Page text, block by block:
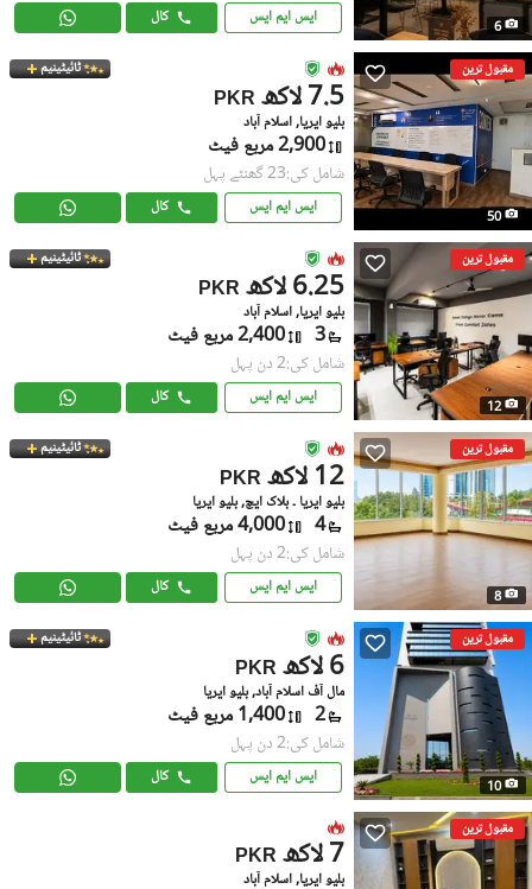
6 ایس ایم ایس کال
مقبول ترین
50
ٹائیٹینیم
PKR 7.5 لاکھ
بلیو ایریا, اسلام آباد
2,900 مربع فیٹ
شامل کی:23 گھنٹے پہل
ایس ایم ایس کال
مقبول ترین
12
ٹائیٹینیم
PKR 6.25 لاکھ
بلیو ایریا, اسلام آباد
3 2,400 مربع فیٹ
شامل کی:2 دن پہل
ایس ایم ایس کال
مقبول ترین
8
ٹائیٹینیم
PKR 12 لاکھ
بلیو ایریا ۔ بلاک ایچ, بلیو ایریا
4 4,000 مربع فیٹ
شامل کی:2 دن پہل
ایس ایم ایس کال
مقبول ترین
10
ٹائیٹینیم
PKR 6 لاکھ
مال آف اسلام آباد, بلیو ایریا
2 1,400 مربع فیٹ
شامل کی:2 دن پہل
ایس ایم ایس کال
مقبول ترین
PKR 7 لاکھ
بلیو ایریا, اسلام آباد